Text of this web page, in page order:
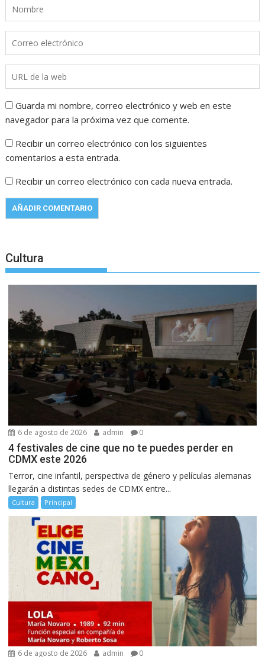
Guarda mi nombre, correo electrónico y web en este
navegador para la próxima vez que comente.
Recibir un correo electrónico con los siguientes
comentarios a esta entrada.
Recibir un correo electrónico con cada nueva entrada.
Cultura
6 de agosto de 2026 admin 0
4 festivales de cine que no te puedes perder en
CDMX este 2026
Terror, cine infantil, perspectiva de género y películas alemanas
llegarán a distintas sedes de CDMX entre...
Cultura Principal
6 de agosto de 2026 admin 0